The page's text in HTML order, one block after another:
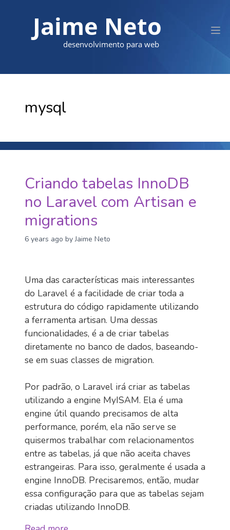
Jaime Neto
desenvolvimento para web
mysql
Criando tabelas InnoDB
no Laravel com Artisan e
migrations
6 years ago by Jaime Neto
Uma das características mais interessantes
do Laravel é a facilidade de criar toda a
estrutura do código rapidamente utilizando
a ferramenta artisan. Uma dessas
funcionalidades, é a de criar tabelas
diretamente no banco de dados, baseando-
se em suas classes de migration.
Por padrão, o Laravel irá criar as tabelas
utilizando a engine MyISAM. Ela é uma
engine útil quando precisamos de alta
performance, porém, ela não serve se
quisermos trabalhar com relacionamentos
entre as tabelas, já que não aceita chaves
estrangeiras. Para isso, geralmente é usada a
engine InnoDB. Precisaremos, então, mudar
essa configuração para que as tabelas sejam
criadas utilizando InnoDB.